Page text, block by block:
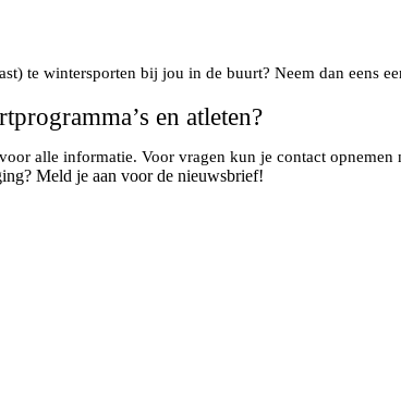
te wintersporten bij jou in de buurt? Neem dan eens
en atleten?
voor alle informatie. Voor vragen kun je contact opnemen
Meld je aan voor de nieuwsbrief!